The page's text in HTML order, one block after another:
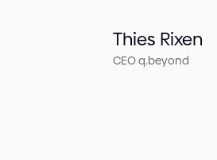
Thies Rixen
CEO q.beyond